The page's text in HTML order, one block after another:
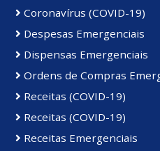
Coronavírus (COVID-19)
Despesas Emergenciais
Dispensas Emergenciais
Ordens de Compras
Receitas (COVID-19)
Receitas (COVID-19)
Receitas Emergenciais